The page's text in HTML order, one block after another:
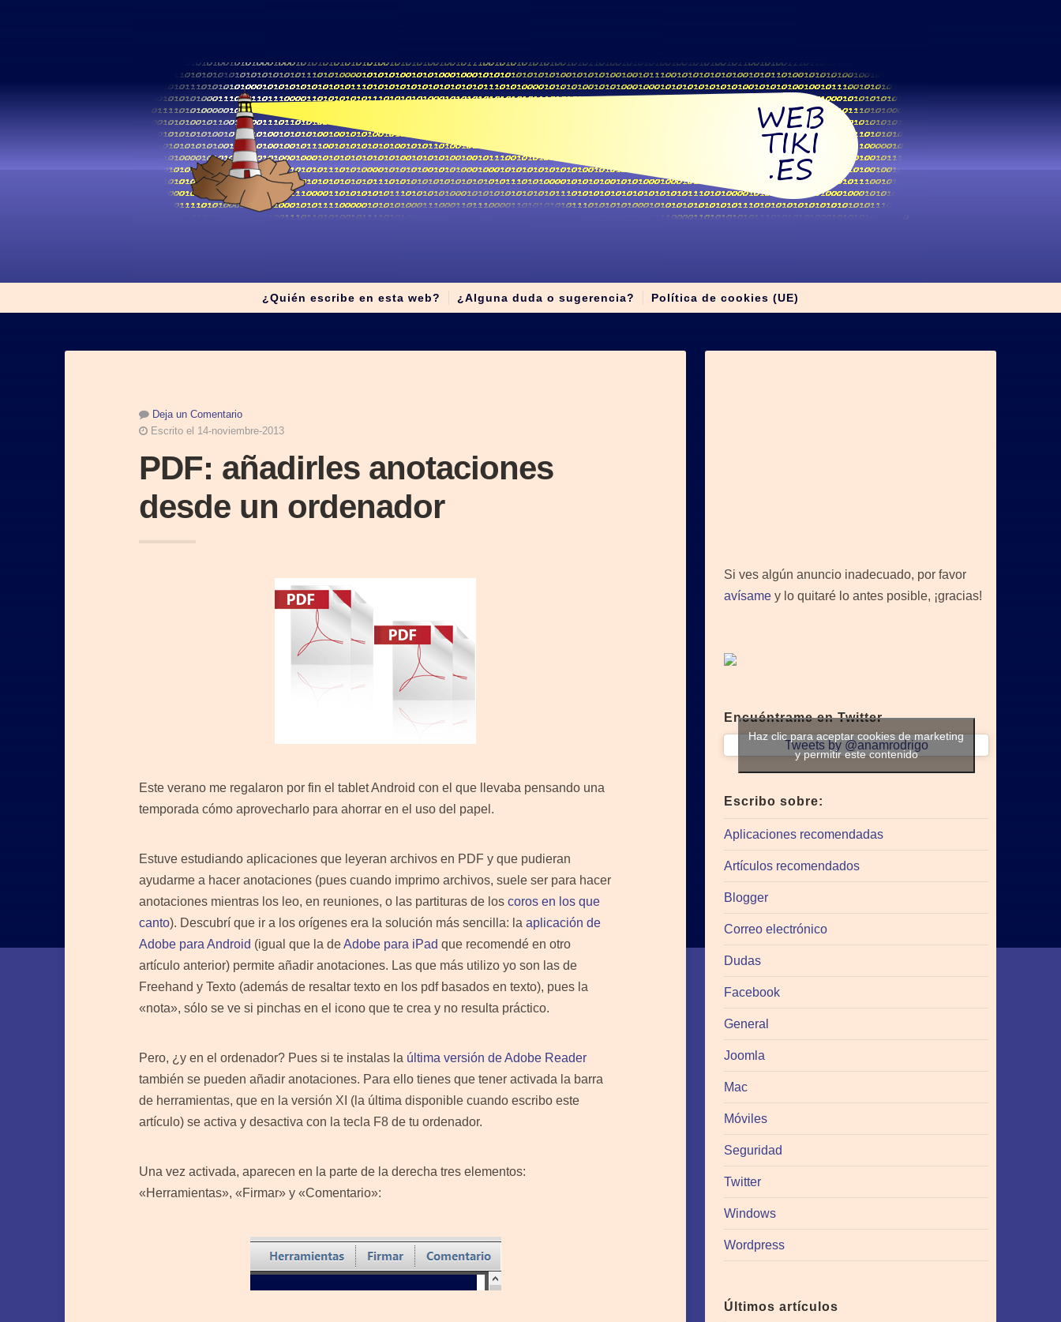
¿Quién escribe en esta web? ¿Alguna duda o sugerencia? Política de cookies (UE)
Deja un Comentario
Escrito el 14-noviembre-2013
PDF: añadirles anotaciones
desde un ordenador
Este verano me regalaron por fin el tablet Android con el que llevaba pensando una
temporada cómo aprovecharlo para ahorrar en el uso del papel.
Estuve estudiando aplicaciones que leyeran archivos en PDF y que pudieran
ayudarme a hacer anotaciones (pues cuando imprimo archivos, suele ser para hacer
anotaciones mientras los leo, en reuniones, o las partituras de loscoros en los que
canto). Descubrí que ir a los orígenes era la solución más sencilla: laaplicación de
Adobe para Android (igual que la deAdobe para iPad que recomendé en otro
artículo anterior) permite añadir anotaciones. Las que más utilizo yo son las de
Freehand y Texto (además de resaltar texto en los pdf basados en texto), pues la
«nota», sólo se ve si pinchas en el icono que te crea y no resulta práctico.
Pero, ¿y en el ordenador? Pues si te instalas la última versión de Adobe Reader
también se pueden añadir anotaciones. Para ello tienes que tener activada la barra
de herramientas, que en la versión XI (la última disponible cuando escribo este
artículo) se activa y desactiva con la tecla F8 de tu ordenador.
Una vez activada, aparecen en la parte de la derecha tres elementos:
«Herramientas», «Firmar» y «Comentario»:
Si ves algún anuncio inadecuado, por favor
avísame y lo quitaré lo antes posible, ¡gracias!
Encuéntrame en Twitter
Tweets by @anamrodrigo
Haz clic para aceptar cookies de marketing
y permitir este contenido
Escribo sobre:
Aplicaciones recomendadas
Artículos recomendados
Blogger
Correo electrónico
Dudas
Facebook
General
Joomla
Mac
Móviles
Seguridad
Twitter
Windows
Wordpress
Últimos artículos